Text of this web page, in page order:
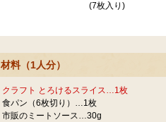
(7枚入り)
材料（1人分）
クラフト とろけるスライス…1枚
食パン（6枚切り）…1枚
市販のミートソース…30g